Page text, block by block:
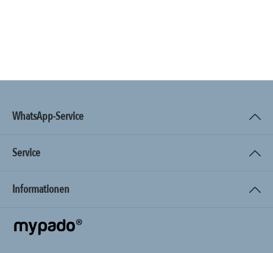
WhatsApp-Service
Service
Informationen